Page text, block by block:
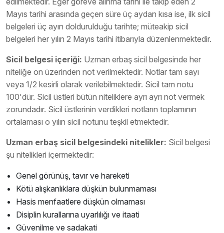
Mayıs tarihi arasında geçen süre üç aydan kısa ise, ilk sicil
belgeleri üç ayın doldurulduğu tarihte; müteakip sicil
belgeleri her yılın 2 Mayıs tarihi itibarıyla düzenlenmektedir.
Sicil belgesi içeriği: Uzman erbaş sicil belgesinde her
niteliğe on üzerinden not verilmektedir. Notlar tam sayı
veya 1/2 kesirli olarak verilebilmektedir. Sicil tam notu
100'dür. Sicil üstleri bütün niteliklere ayrı ayrı not vermek
zorundadır. Sicil üstlerinin verdikleri notların toplamının
ortalaması o yılın sicil notunu teşkil etmektedir.
Uzman erbaş sicil belgesindeki nitelikler: Sicil belgesi
şu nitelikleri içermektedir:
Genel görünüş, tavır ve hareketi
Kötü alışkanlıklara düşkün bulunmaması
Hasis menfaatlere düşkün olmaması
Disiplin kurallarına uyarlılığı ve itaati
Güvenilme ve sadakati